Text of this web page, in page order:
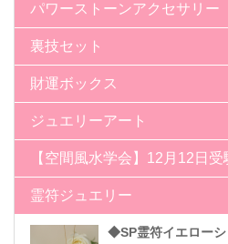
パワーストーンアクセサリー
裏技セット
財運ボックス
ジュエリーアート
【空間風水学会】12月12日
霊符ジュエリー
◆SP霊符イエローシ